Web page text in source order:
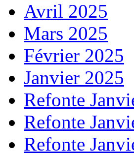
Avril 2025
Mars 2025
Février 2025
Janvier 2025
Refonte
Refonte
Refonte